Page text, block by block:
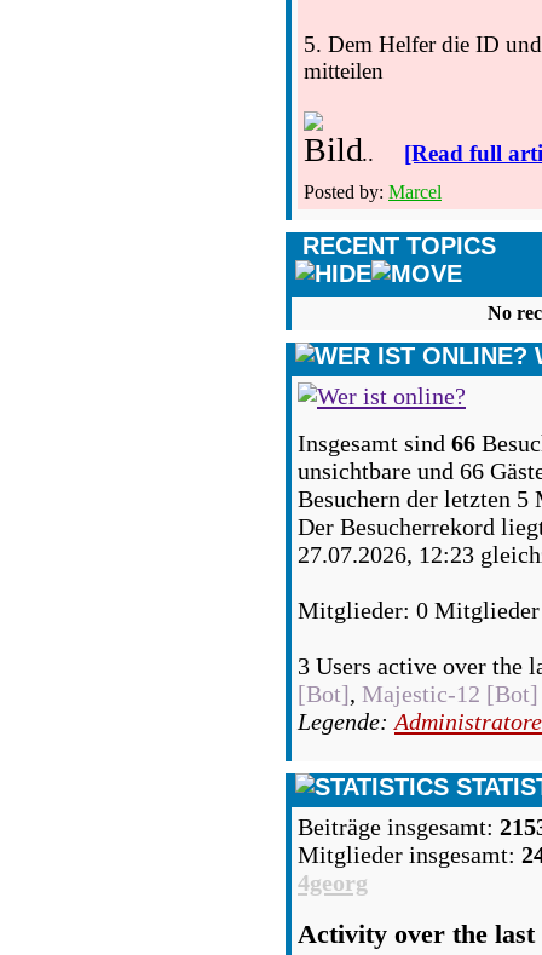
5. Dem Helfer die ID
mitteilen
... [Read full
Posted by: Marcel
RECENT TOPICS
No
Insgesamt sind 66
unsichtbare und 66
Besuchern der letzten 5
Der Besucherrekord
27.07.2026, 12:23
Mitglieder: 0 Mitglieder
3 Users active over the
[Bot], Majestic-12 [Bot]
Legende:
Beiträge insgesamt:
Mitglieder insgesamt:
4georg
Activity over the last